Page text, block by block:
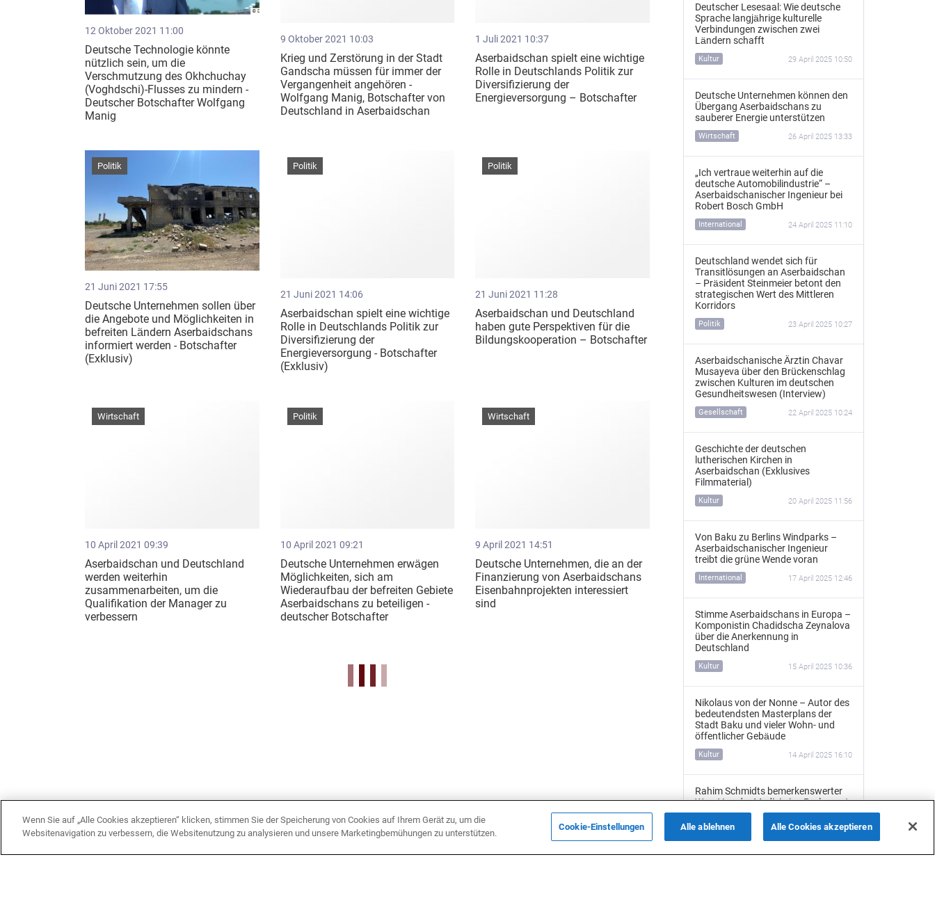
12 Oktober 2021 11:00
Deutsche Technologie könnte
nützlich sein, um die
Verschmutzung des Okhchuchay
(Voghdschi)-Flusses zu mindern -
Deutscher Botschafter Wolfgang
Manig
9 Oktober 2021 10:03
Krieg und Zerstörung in der Stadt
Gandscha müssen für immer der
Vergangenheit angehören -
Wolfgang Manig, Botschafter von
Deutschland in Aserbaidschan
1 Juli 2021 10:37
Aserbaidschan spielt eine wichtige
Rolle in Deutschlands Politik zur
Diversifizierung der
Energieversorgung – Botschafter
21 Juni 2021 17:55
Deutsche Unternehmen sollen über
die Angebote und Möglichkeiten in
befreiten Ländern Aserbaidschans
informiert werden - Botschafter
(Exklusiv)
Politik
21 Juni 2021 14:06
Aserbaidschan spielt eine wichtige
Rolle in Deutschlands Politik zur
Diversifizierung der
Energieversorgung - Botschafter
(Exklusiv)
Politik
21 Juni 2021 11:28
Aserbaidschan und Deutschland
haben gute Perspektiven für die
Bildungskooperation – Botschafter
Politik
10 April 2021 09:39
Aserbaidschan und Deutschland
werden weiterhin
zusammenarbeiten, um die
Qualifikation der Manager zu
verbessern
Wirtschaft
10 April 2021 09:21
Deutsche Unternehmen erwägen
Möglichkeiten, sich am
Wiederaufbau der befreiten Gebiete
Aserbaidschans zu beteiligen -
deutscher Botschafter
Politik
9 April 2021 14:51
Deutsche Unternehmen, die an der
Finanzierung von Aserbaidschans
Eisenbahnprojekten interessiert
sind
Wirtschaft
Deutscher Lesesaal: Wie deutsche
Sprache langjährige kulturelle
Verbindungen zwischen zwei
Ländern schafft
Kultur 29 April 2025 10:50
Deutsche Unternehmen können den
Übergang Aserbaidschans zu
sauberer Energie unterstützen
Wirtschaft 26 April 2025 13:33
„Ich vertraue weiterhin auf die
deutsche Automobilindustrie“ –
Aserbaidschanischer Ingenieur bei
Robert Bosch GmbH
International 24 April 2025 11:10
Deutschland wendet sich für
Transitlösungen an Aserbaidschan
– Präsident Steinmeier betont den
strategischen Wert des Mittleren
Korridors
Politik 23 April 2025 10:27
Aserbaidschanische Ärztin Chavar
Musayeva über den Brückenschlag
zwischen Kulturen im deutschen
Gesundheitswesen (Interview)
Gesellschaft 22 April 2025 10:24
Geschichte der deutschen
lutherischen Kirchen in
Aserbaidschan (Exklusives
Filmmaterial)
Kultur 20 April 2025 11:56
Von Baku zu Berlins Windparks –
Aserbaidschanischer Ingenieur
treibt die grüne Wende voran
International 17 April 2025 12:46
Stimme Aserbaidschans in Europa –
Komponistin Chadidscha Zeynalova
über die Anerkennung in
Deutschland
Kultur 15 April 2025 10:36
Nikolaus von der Nonne – Autor des
bedeutendsten Masterplans der
Stadt Baku und vieler Wohn- und
öffentlicher Gebäude
Kultur 14 April 2025 16:10
Rahim Schmidts bemerkenswerter
Weg: Von der Medizin ins Parlament
4 April 2025 16:22
Kulturen durch Musik verbinden –
ALLE NACHRICHTEN
Wenn Sie auf „Alle Cookies akzeptieren“ klicken, stimmen Sie der Speicherung von Cookies auf Ihrem Gerät zu, um die
Websitenavigation zu verbessern, die Websitenutzung zu analysieren und unsere Marketingbemühungen zu unterstützen.
Cookie-Einstellungen Alle ablehnen Alle Cookies akzeptieren